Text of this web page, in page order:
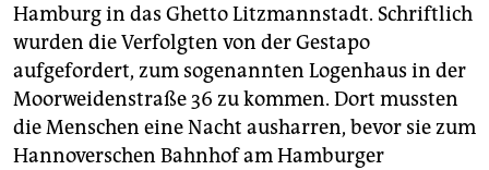
Hamburg in das Ghetto Litzmannstadt. Schriftlich
wurden die Verfolgten von der Gestapo
aufgefordert, zum sogenannten Logenhaus in der
Moorweidenstraße 36 zu kommen. Dort mussten
die Menschen eine Nacht ausharren, bevor sie zum
Hannoverschen Bahnhof am Hamburger